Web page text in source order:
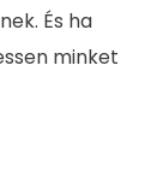
És ha
minket